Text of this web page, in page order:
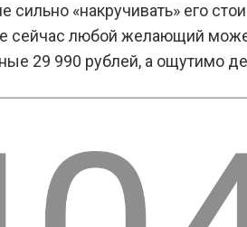
сильно «накручивать» его
сейчас любой желающий
29 990 рублей, а ощутимо